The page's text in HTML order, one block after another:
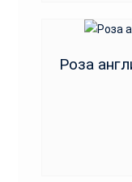
Роза